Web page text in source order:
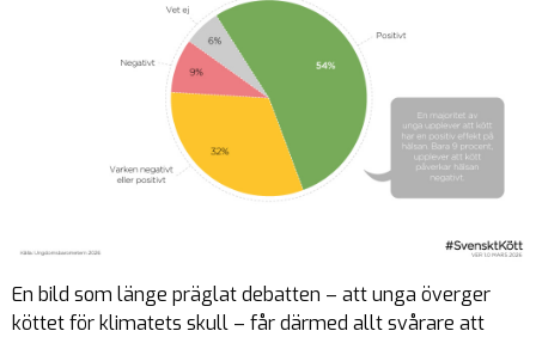
En bild som länge präglat debatten – att unga överger
köttet för klimatets skull – får därmed allt svårare att